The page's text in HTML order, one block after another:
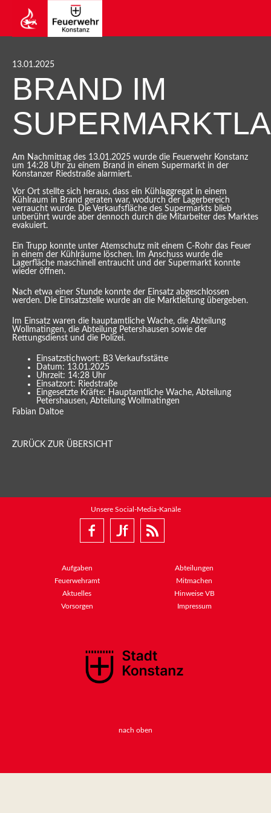
13.01.2025
BRAND IM
Am Nachmittag des 13.01.2025 wurde die Feuerwehr Konstanz
um 14:28 Uhr zu einem Brand in einem Supermarkt in der
Konstanzer Riedstraße alarmiert.
Vor Ort stellte sich heraus, dass ein Kühlaggregat in einem
Kühlraum in Brand geraten war, wodurch der Lagerbereich
verraucht wurde. Die Verkaufsfläche des Supermarkts blieb
unberührt wurde aber dennoch durch die Mitarbeiter des Marktes
evakuiert.
Ein Trupp konnte unter Atemschutz mit einem C-Rohr das Feuer
in einem der Kühlräume löschen. Im Anschuss wurde die
Lagerfläche maschinell entraucht und der Supermarkt konnte
wieder öffnen.
Nach etwa einer Stunde konnte der Einsatz abgeschlossen
werden. Die Einsatzstelle wurde an die Marktleitung übergeben.
Im Einsatz waren die hauptamtliche Wache, die Abteilung
Wollmatingen, die Abteilung Petershausen sowie der
Rettungsdienst und die Polizei.
Einsatzstichwort: B3 Verkaufsstätte
Datum: 13.01.2025
Uhrzeit: 14:28 Uhr
Einsatzort: Riedstraße
Eingesetzte Kräfte: Hauptamtliche Wache, Abteilung
Petershausen, Abteilung Wollmatingen
Fabian Daltoe
ZURÜCK ZUR ÜBERSICHT
Unsere Social-Media-Kanäle
Aufgaben
Abteilungen
Feuerwehramt
Mitmachen
Aktuelles
Hinweise VB
Vorsorgen
Impressum
nach oben